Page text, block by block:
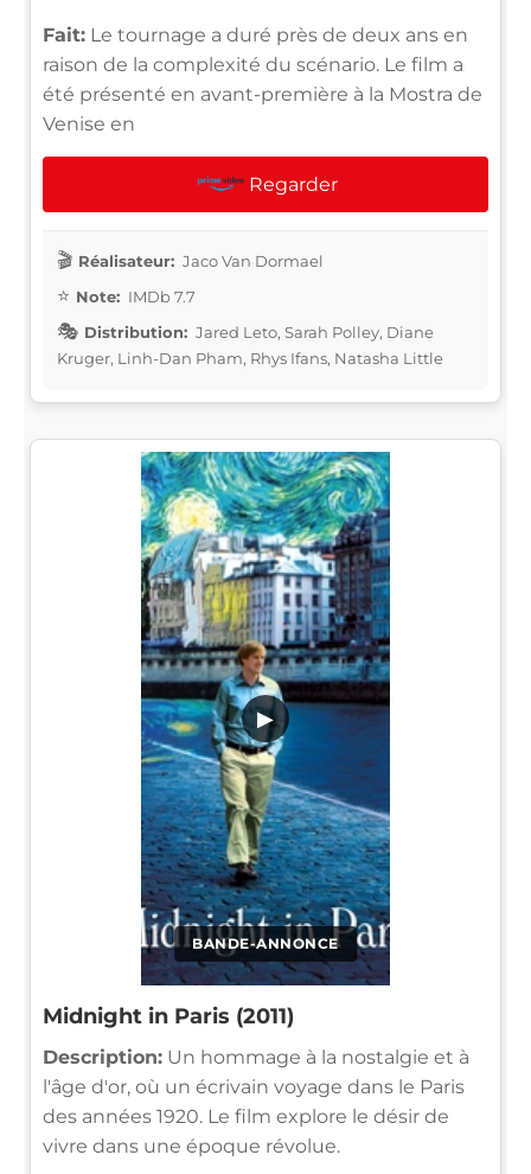
Fait: Le tournage a duré près de deux ans en
raison de la complexité du scénario. Le film a
été présenté en avant-première à la Mostra de
Venise en
Regarder
Réalisateur: Jaco Van Dormael
Note: IMDb 7.7
Distribution: Jared Leto, Sarah Polley, Diane
Kruger, Linh-Dan Pham, Rhys Ifans, Natasha Little
BANDE-ANNONCE
▶
Midnight in Paris (2011)
Description: Un hommage à la nostalgie et à
l'âge d'or, où un écrivain voyage dans le Paris
des années 1920. Le film explore le désir de
vivre dans une époque révolue.